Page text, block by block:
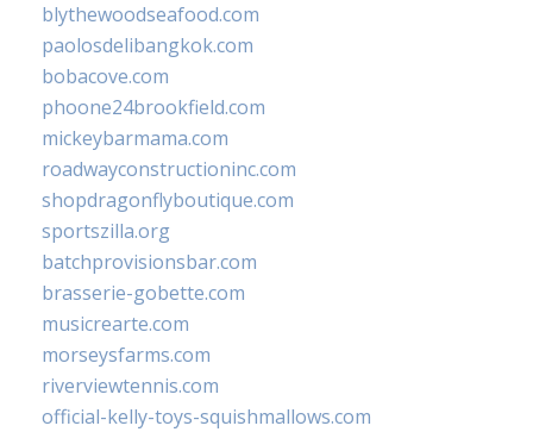
blythewoodseafood.com
paolosdelibangkok.com
bobacove.com
phoone24brookfield.com
mickeybarmama.com
roadwayconstructioninc.com
shopdragonflyboutique.com
sportszilla.org
batchprovisionsbar.com
brasserie-gobette.com
musicrearte.com
morseysfarms.com
riverviewtennis.com
official-kelly-toys-squishmallows.com